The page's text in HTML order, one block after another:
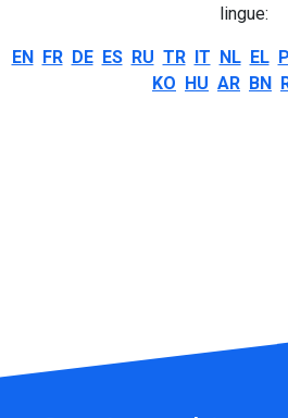
lingue:
EN FR DE ES RU TR IT NL EL
KO HU AR BN